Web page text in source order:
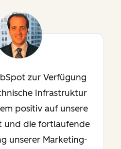
zur Verfügung
Infrastruktur
positiv auf unsere
und die fortlaufende
unserer Marketing-